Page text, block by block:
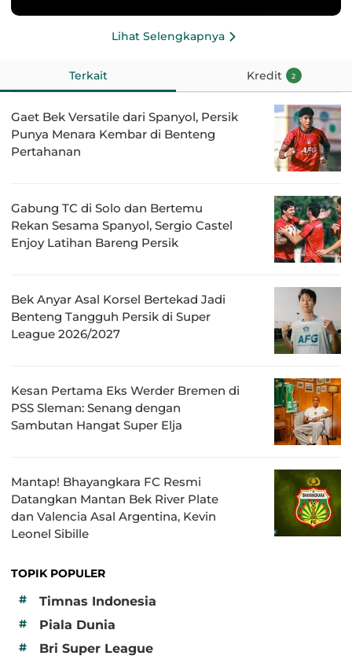
Lihat Selengkapnya
Terkait Kredit 2
Gaet Bek Versatile dari Spanyol, Persik
Punya Menara Kembar di Benteng
Pertahanan
Gabung TC di Solo dan Bertemu
Rekan Sesama Spanyol, Sergio Castel
Enjoy Latihan Bareng Persik
Bek Anyar Asal Korsel Bertekad Jadi
Benteng Tangguh Persik di Super
League 2026/2027
Kesan Pertama Eks Werder Bremen di
PSS Sleman: Senang dengan
Sambutan Hangat Super Elja
Mantap! Bhayangkara FC Resmi
Datangkan Mantan Bek River Plate
dan Valencia Asal Argentina, Kevin
Leonel Sibille
TOPIK POPULER
#
Timnas Indonesia
# Piala Dunia
# Bri Super League